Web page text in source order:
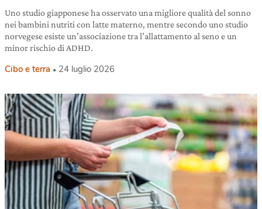
Uno studio giapponese ha osservato una migliore qualità del sonno
nei bambini nutriti con latte materno, mentre secondo uno studio
norvegese esiste un’associazione tra l’allattamento al seno e un
minor rischio di ADHD.
Cibo e terra 24 luglio 2026